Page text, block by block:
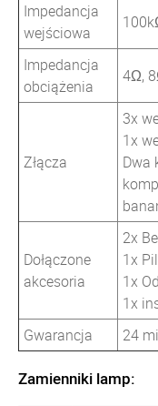
Impedancja
wejściowa
Impedancja
obciążenia
4Ω,
Złącza
3x
1x
Dwa
Dołączone
akcesoria
2x
1x
1x
1x
Gwarancja
24
Zamienniki lamp: